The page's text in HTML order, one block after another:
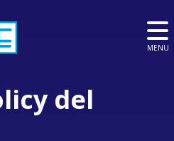
MENU
del